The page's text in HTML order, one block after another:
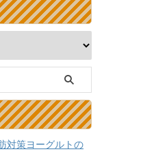
対策ヨーグルトの